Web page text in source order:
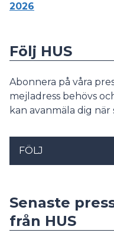
2026
Följ HUS
Abonnera på våra
mejladress behövs
kan avanmäla dig när
FÖLJ
Senaste
från HUS